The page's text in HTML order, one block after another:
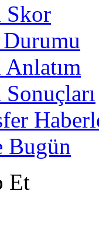
Skor
Durumu
Anlatım
Bugün
Et